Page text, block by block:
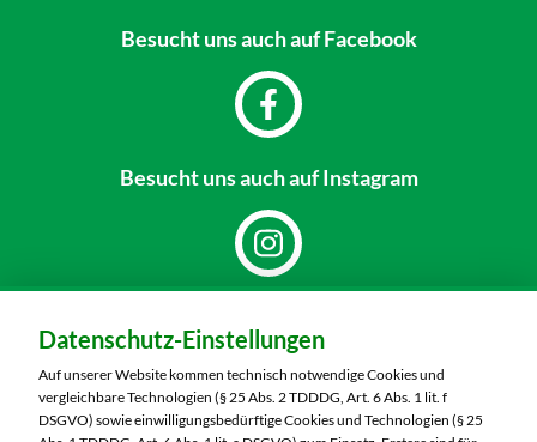
Besucht unsauch auf Facebook
Besucht unsauch auf Instagram
MARKTKAUF Bautzen
Niederkainaer Straße 14
02625 Bautzen
Datenschutz-Einstellungen
Auf unserer Website kommen technisch notwendige Cookies und
vergleichbare Technologien (§ 25 Abs. 2 TDDDG, Art. 6 Abs. 1 lit. f
DSGVO) sowie einwilligungsbedürftige Cookies und Technologien (§ 25